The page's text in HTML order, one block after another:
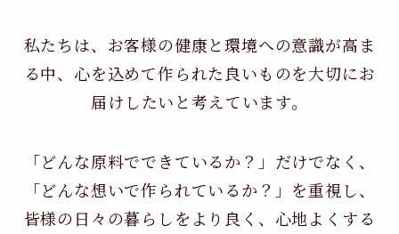
私たちは、お客様の健康と環境への意識が高ま
る中、 心を込めて作られた良いものを大切にお
届けしたいと考えています。
「どんな原料でできているか？」だけでなく、
「どんな想いで作られているか？」を重視し、
皆様の日々の暮らしをより良く、心地よくする